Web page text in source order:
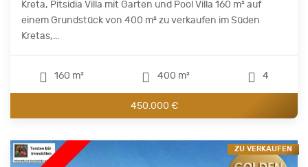
Kreta, Pitsidia Villa mit Garten und Pool Villa 160 m² auf
einem Grundstück von 400 m² zu verkaufen im Süden
Kretas,...
160 m² 400 m² 4
450.000 €
ZU VERKAUFEN